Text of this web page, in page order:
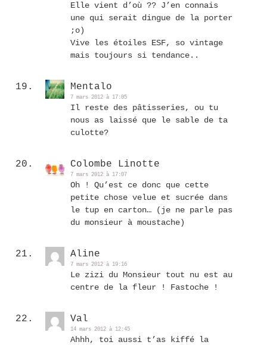
Elle vient d’où ?? J’en connais
une qui serait dingue de la porter
;o)
Vive les étoiles ESF, so vintage
mais toujours si tendance..
Mentalo
7 mars 2012 à 17:05
Il reste des pâtisseries, ou tu
nous as laissé que le sable de ta
culotte?
Colombe Linotte
7 mars 2012 à 17:07
Oh ! Qu’est ce donc que cette
petite chose velue et sucrée dans
le tup en carton… (je ne parle pas
du monsieur à moustache)
Aline
7 mars 2012 à 19:16
Le zizi du Monsieur tout nu est au
centre de la fleur ! Fastoche !
Val
14 mars 2012 à 12:45
Ahhh, toi aussi t’as kiffé la